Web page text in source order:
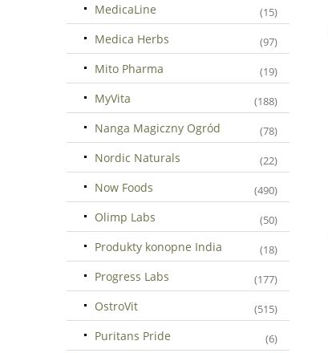
MedicaLine (15)
Medica Herbs (97)
Mito Pharma (19)
MyVita (188)
Nanga Magiczny Ogród (78)
Nordic Naturals (22)
Now Foods (490)
Olimp Labs (50)
Produkty konopne India (18)
Progress Labs (177)
OstroVit (515)
Puritans Pride (6)